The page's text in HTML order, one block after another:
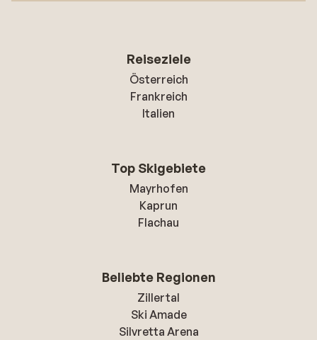
Reiseziele
Österreich
Frankreich
Italien
Top Skigebiete
Mayrhofen
Kaprun
Flachau
Beliebte Regionen
Zillertal
Ski Amade
Silvretta Arena